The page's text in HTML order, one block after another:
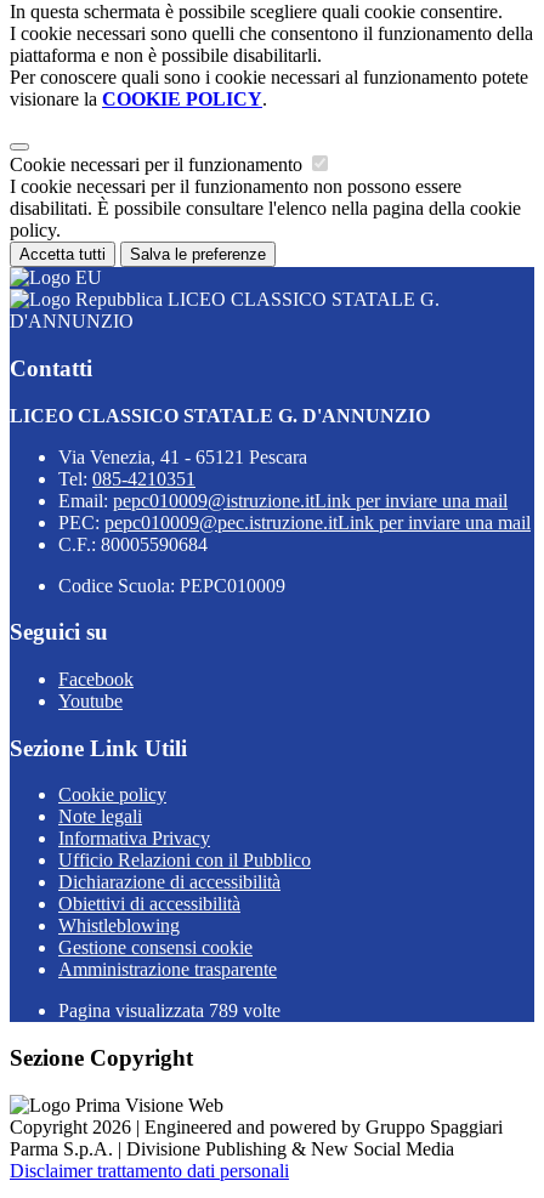
In questa schermata è possibile scegliere quali cookie consentire.
I cookie necessari sono quelli che consentono il funzionamento della
piattaforma e non è possibile disabilitarli.
Per conoscere quali sono i cookie necessari al funzionamento potete
visionare la COOKIE POLICY.
Cookie necessari per il funzionamento
I cookie necessari per il funzionamento non possono essere
disabilitati. È possibile consultare l'elenco nella pagina della cookie
policy.
Accetta tutti Salva le preferenze
LICEO CLASSICO STATALE G.
D'ANNUNZIO
Contatti
LICEO CLASSICO STATALE G. D'ANNUNZIO
Via Venezia, 41 - 65121 Pescara
Tel: 085-4210351
Email: pepc010009@istruzione.itLink per inviare una mail
PEC: pepc010009@pec.istruzione.itLink per inviare una mail
C.F.: 80005590684
Codice Scuola: PEPC010009
Seguici su
Facebook
Youtube
Sezione Link Utili
Cookie policy
Note legali
Informativa Privacy
Ufficio Relazioni con il Pubblico
Dichiarazione di accessibilità
Obiettivi di accessibilità
Whistleblowing
Gestione consensi cookie
Amministrazione trasparente
Pagina visualizzata 789 volte
Sezione Copyright
Copyright 2026 | Engineered and powered by Gruppo Spaggiari
Parma S.p.A. | Divisione Publishing & New Social Media
Disclaimer trattamento dati personali